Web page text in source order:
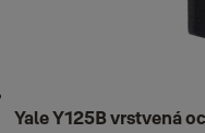
Yale Y125B vrstvená